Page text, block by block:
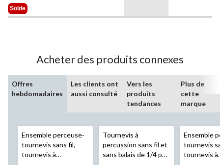
219,00 $
Solde
Acheter des produits connexes
Offres
hebdomadaires
Les clients ont
aussi consulté
Vers les
produits
tendances
Plus de
cette
marque
Ensemble perceuse-
tournevis sans fil,
tournevis à
Tournevis à
percussion sans fil et
sans balais de 1/4 po
Ensemble
tournevis
tournevis à